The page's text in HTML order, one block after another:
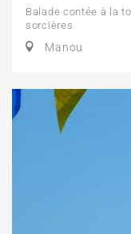
Balade contée à la
sorcières
Manou